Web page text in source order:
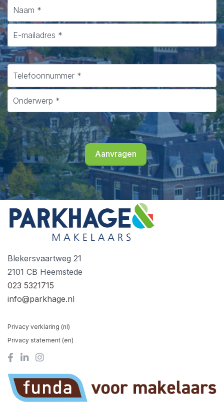
Blekersvaartweg 21
2101 CB Heemstede
023 5321715
info@parkhage.nl
Privacy verklaring (nl)
Privacy statement (en)